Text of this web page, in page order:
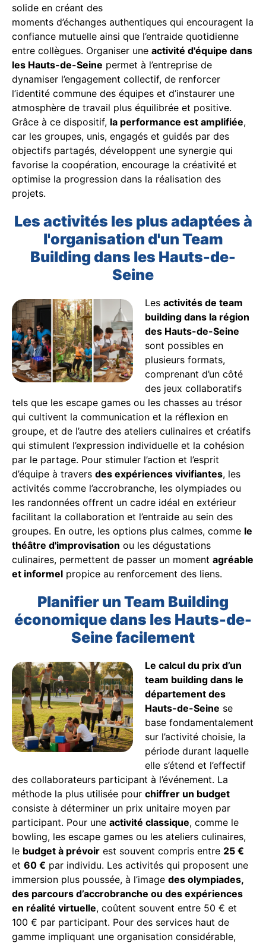
solide en créant des
moments d’échanges authentiques qui encouragent la
confiance mutuelle ainsi que l’entraide quotidienne
entre collègues. Organiser une activité d'équipe dans
les Hauts-de-Seine permet à l’entreprise de
dynamiser l’engagement collectif, de renforcer
l’identité commune des équipes et d’instaurer une
atmosphère de travail plus équilibrée et positive.
Grâce à ce dispositif, la performance est amplifiée,
car les groupes, unis, engagés et guidés par des
objectifs partagés, développent une synergie qui
favorise la coopération, encourage la créativité et
optimise la progression dans la réalisation des
projets.
Les activités les plus adaptées à
l'organisation d'un Team
Building dans les Hauts-de-
Seine
Les activités de team
building dans la région
des Hauts-de-Seine
sont possibles en
plusieurs formats,
comprenant d’un côté
des jeux collaboratifs
tels que les escape games ou les chasses au trésor
qui cultivent la communication et la réflexion en
groupe, et de l’autre des ateliers culinaires et créatifs
qui stimulent l’expression individuelle et la cohésion
par le partage. Pour stimuler l’action et l’esprit
d’équipe à travers des expériences vivifiantes, les
activités comme l’accrobranche, les olympiades ou
les randonnées offrent un cadre idéal en extérieur
facilitant la collaboration et l’entraide au sein des
groupes. En outre, les options plus calmes, comme le
théâtre d'improvisation ou les dégustations
culinaires, permettent de passer un moment agréable
et informel propice au renforcement des liens.
Planifier un Team Building
économique dans les Hauts-de-
Seine facilement
Le calcul du prix d’un
team building dans le
département des
Hauts-de-Seine se
base fondamentalement
sur l’activité choisie, la
période durant laquelle
elle s’étend et l’effectif
des collaborateurs participant à l’événement. La
méthode la plus utilisée pour chiffrer un budget
consiste à déterminer un prix unitaire moyen par
participant. Pour une activité classique, comme le
bowling, les escape games ou les ateliers culinaires,
le budget à prévoir est souvent compris entre 25 €
et 60 € par individu. Les activités qui proposent une
immersion plus poussée, à l’image des olympiades,
des parcours d’accrobranche ou des expériences
en réalité virtuelle, coûtent souvent entre 50 € et
100 € par participant. Pour des services haut de
gamme impliquant une organisation considérable,